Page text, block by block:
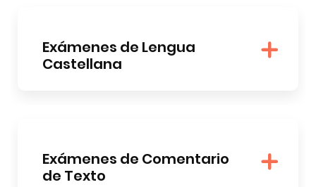
Exámenes de Lengua
Castellana
Exámenes de Comentario
de Texto